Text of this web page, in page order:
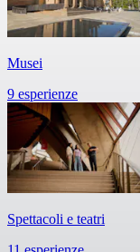
Musei
9 esperienze
Spettacoli e teatri